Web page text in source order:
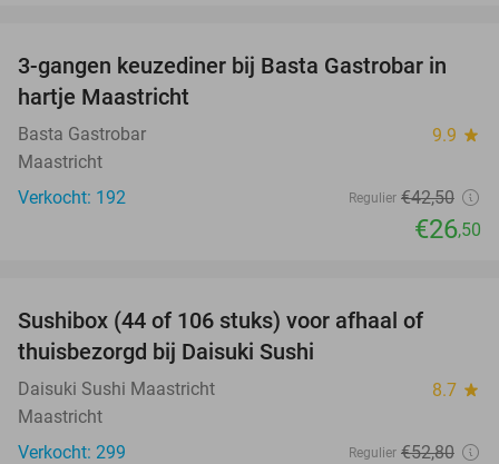
38%
3-gangen keuzediner bij Basta Gastrobar in
hartje Maastricht
Basta Gastrobar 9.9 star
Maastricht
Verkocht: 192
Regulier €42,50
€26,50
Sushibox (44 of 106 stuks) voor afhaal of
thuisbezorgd bij Daisuki Sushi
Daisuki Sushi Maastricht 8.7 star
Maastricht
Verkocht: 299
Regulier €52,80